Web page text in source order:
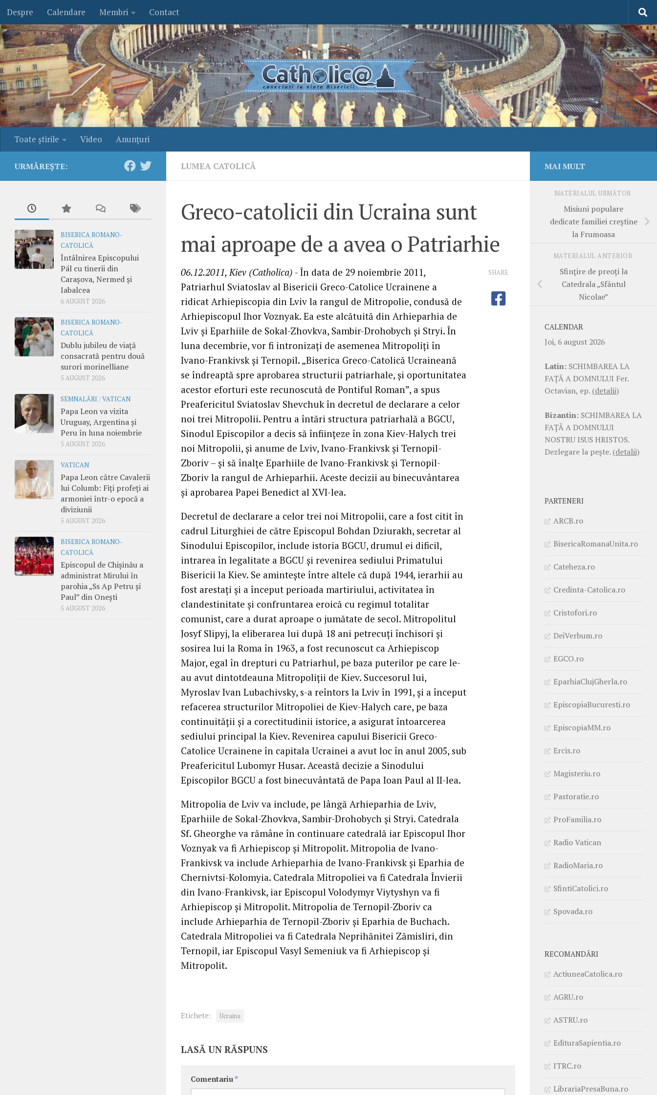
Skip to content
Despre Calendare Membri Contact
Toate ştirile Video Anunţuri
LUMEA CATOLICĂ
Greco-catolicii din Ucraina sunt
mai aproape de a avea o Patriarhie
06.12.2011, Kiev (Catholica) - În data de 29 noiembrie 2011,
Patriarhul Sviatoslav al Bisericii Greco-Catolice Ucrainene a
ridicat Arhiepiscopia din Lviv la rangul de Mitropolie, condusă de
Arhiepiscopul Ihor Voznyak. Ea este alcătuită din Arhieparhia de
Lviv şi Eparhiile de Sokal-Zhovkva, Sambir-Drohobych şi Stryi. În
luna decembrie, vor fi intronizaţi de asemenea Mitropoliţi în
Ivano-Frankivsk şi Ternopil. „Biserica Greco-Catolică Ucraineană
se îndreaptă spre aprobarea structurii patriarhale, şi oportunitatea
acestor eforturi este recunoscută de Pontiful Roman”, a spus
Preafericitul Sviatoslav Shevchuk în decretul de declarare a celor
noi trei Mitropolii. Pentru a întări structura patriarhală a BGCU,
Sinodul Episcopilor a decis să înfiinţeze în zona Kiev-Halych trei
noi Mitropolii, şi anume de Lviv, Ivano-Frankivsk şi Ternopil-
Zboriv – şi să înalţe Eparhiile de Ivano-Frankivsk şi Ternopil-
Zboriv la rangul de Arhieparhii. Aceste decizii au binecuvântarea
şi aprobarea Papei Benedict al XVI-lea.
Decretul de declarare a celor trei noi Mitropolii, care a fost citit în
cadrul Liturghiei de către Episcopul Bohdan Dziurakh, secretar al
Sinodului Episcopilor, include istoria BGCU, drumul ei dificil,
intrarea în legalitate a BGCU şi revenirea sediului Primatului
Bisericii la Kiev. Se aminteşte între altele că după 1944, ierarhii au
fost arestaţi şi a început perioada martiriului, activitatea în
clandestinitate şi confruntarea eroică cu regimul totalitar
comunist, care a durat aproape o jumătate de secol. Mitropolitul
Josyf Slipyj, la eliberarea lui după 18 ani petrecuţi închisori şi
sosirea lui la Roma în 1963, a fost recunoscut ca Arhiepiscop
Major, egal în drepturi cu Patriarhul, pe baza puterilor pe care le-
au avut dintotdeauna Mitropoliţii de Kiev. Succesorul lui,
Myroslav Ivan Lubachivsky, s-a reîntors la Lviv în 1991, şi a început
refacerea structurilor Mitropoliei de Kiev-Halych care, pe baza
continuităţii şi a corectitudinii istorice, a asigurat întoarcerea
sediului principal la Kiev. Revenirea capului Bisericii Greco-
Catolice Ucrainene în capitala Ucrainei a avut loc în anul 2005, sub
Preafericitul Lubomyr Husar. Această decizie a Sinodului
Episcopilor BGCU a fost binecuvântată de Papa Ioan Paul al II-lea.
Mitropolia de Lviv va include, pe lângă Arhieparhia de Lviv,
Eparhiile de Sokal-Zhovkva, Sambir-Drohobych şi Stryi. Catedrala
Sf. Gheorghe va rămâne în continuare catedrală iar Episcopul Ihor
Voznyak va fi Arhiepiscop şi Mitropolit. Mitropolia de Ivano-
Frankivsk va include Arhieparhia de Ivano-Frankivsk şi Eparhia de
Chernivtsi-Kolomyia. Catedrala Mitropoliei va fi Catedrala Învierii
din Ivano-Frankivsk, iar Episcopul Volodymyr Viytyshyn va fi
Arhiepiscop şi Mitropolit. Mitropolia de Ternopil-Zboriv ca
include Arhieparhia de Ternopil-Zboriv şi Eparhia de Buchach.
Catedrala Mitropoliei va fi Catedrala Neprihănitei Zămisliri, din
Ternopil, iar Episcopul Vasyl Semeniuk va fi Arhiepiscop şi
Mitropolit.
SHARE
Etichete: Ucraina
LASĂ UN RĂSPUNS
Comentariu *
URMĂREȘTE:
BISERICA ROMANO-
CATOLICĂ
Întâlnirea Episcopului
Pál cu tinerii din
Carașova, Nermed și
Iabalcea
6 AUGUST 2026
BISERICA ROMANO-
CATOLICĂ
Dublu jubileu de viață
consacrată pentru două
surori morinelliane
5 AUGUST 2026
SEMNALĂRI /VATICAN
Papa Leon va vizita
Uruguay, Argentina și
Peru în luna noiembrie
5 AUGUST 2026
VATICAN
Papa Leon către Cavalerii
lui Columb: Fiți profeți ai
armoniei într-o epocă a
diviziunii
5 AUGUST 2026
BISERICA ROMANO-
CATOLICĂ
Episcopul de Chișinău a
administrat Mirului în
parohia „Ss Ap Petru și
Paul” din Onești
5 AUGUST 2026
MAI MULT
MATERIALUL URMĂTOR
Misiuni populare
dedicate familiei creştine
la Frumoasa
MATERIALUL ANTERIOR
Sfinţire de preoţi la
Catedrala „Sfântul
Nicolae”
CALENDAR
Joi, 6 august 2026
Latin: SCHIMBAREA LA
FAŢĂ A DOMNULUI Fer.
Octavian, ep. (detalii)
Bizantin: SCHIMBAREA LA
FAŢĂ A DOMNULUI
NOSTRU ISUS HRISTOS.
Dezlegare la pește. (detalii)
PARTENERI
ARCB.ro
BisericaRomanaUnita.ro
Cateheza.ro
Credinta-Catolica.ro
Cristofori.ro
DeiVerbum.ro
EGCO.ro
EparhiaClujGherla.ro
EpiscopiaBucuresti.ro
EpiscopiaMM.ro
Ercis.ro
Magisteriu.ro
Pastoratie.ro
ProFamilia.ro
Radio Vatican
RadioMaria.ro
SfintiCatolici.ro
Spovada.ro
RECOMANDĂRI
ActiuneaCatolica.ro
AGRU.ro
ASTRU.ro
EdituraSapientia.ro
ITRC.ro
LibrariaPresaBuna.ro